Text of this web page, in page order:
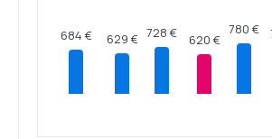
684 € 629 € 728 € 620 €
780 €